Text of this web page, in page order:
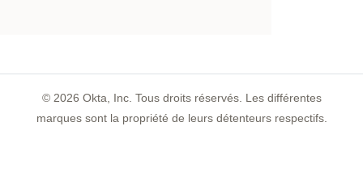
© 2026 Okta, Inc. Tous droits réservés. Les différentes
marques sont la propriété de leurs détenteurs respectifs.